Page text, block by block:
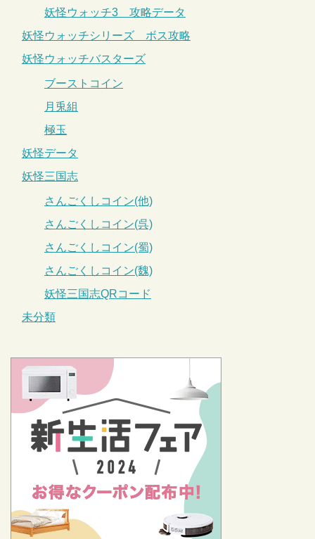
妖怪ウォッチ3 攻略データ
妖怪ウォッチシリーズ ボス攻略
妖怪ウォッチバスターズ
ブーストコイン
月兎組
極玉
妖怪データ
妖怪三国志
さんごくしコイン(他)
さんごくしコイン(呉)
さんごくしコイン(蜀)
さんごくしコイン(魏)
妖怪三国志QRコード
未分類